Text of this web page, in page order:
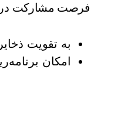
فرصت مشارکت در
به تقویت
امکان